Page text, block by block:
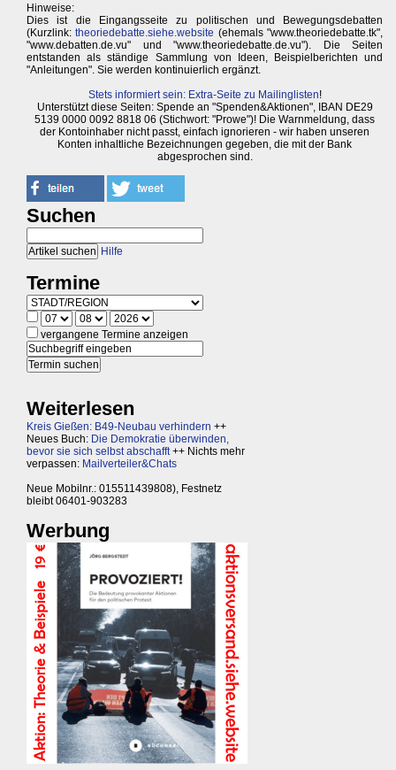
Hinweise:
Dies ist die Eingangsseite zu politischen und Bewegungsdebatten
(Kurzlink:theoriedebatte.siehe.website (ehemals "www.theoriedebatte.tk",
"www.debatten.de.vu" und "www.theoriedebatte.de.vu"). Die Seiten
entstanden als ständige Sammlung von Ideen, Beispielberichten und
"Anleitungen". Sie werden kontinuierlich ergänzt.
Stets informiert sein: Extra-Seite zu Mailinglisten!
Unterstützt diese Seiten: Spende an "Spenden&Aktionen", IBAN DE29
5139 0000 0092 8818 06 (Stichwort: "Prowe")! Die Warnmeldung, dass
der Kontoinhaber nicht passt, einfach ignorieren - wir haben unseren
Konten inhaltliche Bezeichnungen gegeben, die mit der Bank
abgesprochen sind.
Suchen
Hilfe
Termine
vergangene Termine anzeigen
Weiterlesen
Kreis Gießen: B49-Neubau verhindern ++
Neues Buch: Die Demokratie überwinden,
bevor sie sich selbst abschafft++ Nichts mehr
verpassen: Mailverteiler&Chats
Neue Mobilnr.: 015511439808), Festnetz
bleibt 06401-903283
Werbung